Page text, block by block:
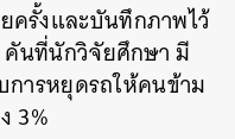
ครั้งและบันทึกภาพไว้
คันที่นักวิจัยศึกษา มี
ารหยุดรถให้คนข้าม
3%